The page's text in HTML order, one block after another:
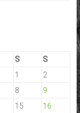
S
S
1
2
8
9
15
16